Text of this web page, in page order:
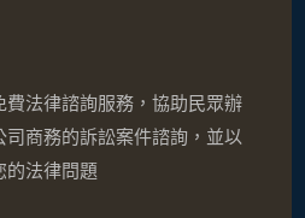
費法律諮詢服務，協助民眾辦
商務的訴訟案件諮詢，並以
的法律問題